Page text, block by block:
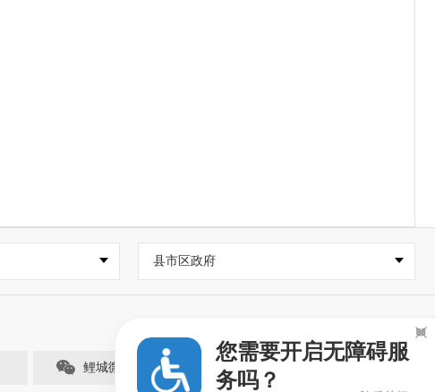
县市区政府
鲤城微事（视频号）
您需要开启无障碍服
务吗？
